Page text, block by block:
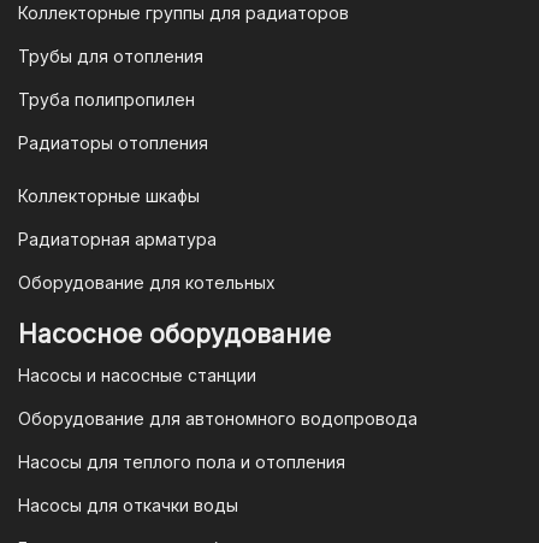
электронную почту
opt@mail.ru
Гарантия и условия гарантии
магазине "TIM-com Россия" Вы можете
быть уверены в том, что мы действуем
в рамках действующего
Законодательства Российской
Федерации и Ваши права, как
Коллекторные группы для радиаторов
Трубы для отопления
Труба полипропилен
Радиаторы отопления
Коллекторные шкафы
Радиаторная арматура
Оборудование для котельных
Насосное оборудование
Насосы и насосные станции
Оборудование для автономного водопровода
Насосы для теплого пола и отопления
Насосы для откачки воды